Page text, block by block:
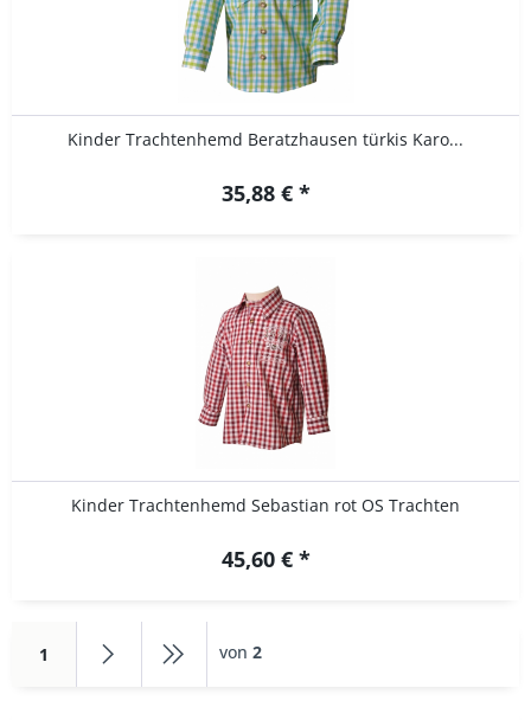
Kinder Trachtenhemd Beratzhausen türkis Karo...
35,88 € *
Kinder Trachtenhemd Sebastian rot OS Trachten
45,60 € *
1 von 2